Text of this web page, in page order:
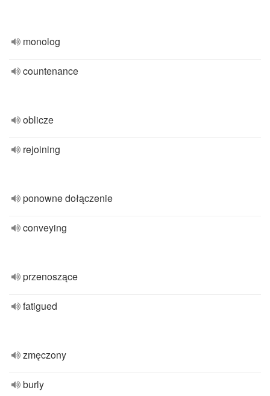
monolog
countenance
oblicze
rejoining
ponowne dołączenie
conveying
przenoszące
fatigued
zmęczony
burly